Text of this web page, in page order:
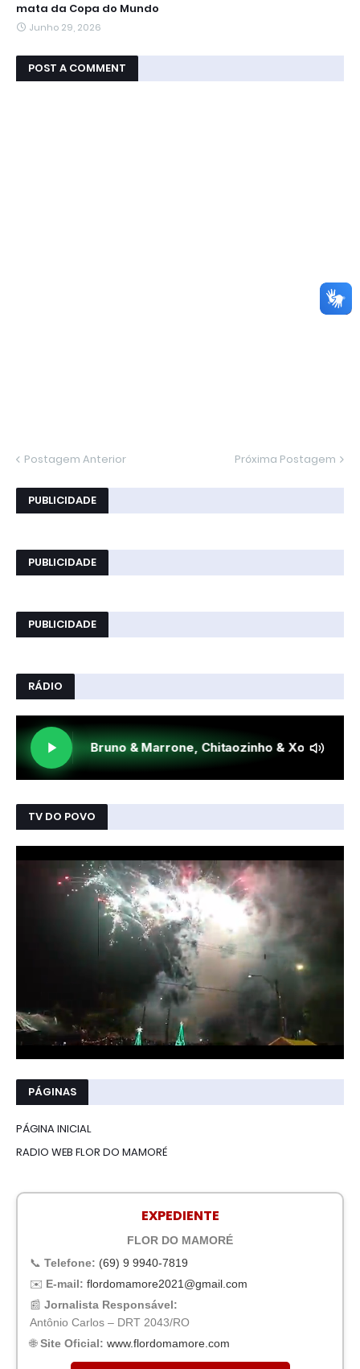
mata da Copa do Mundo
Junho 29, 2026
POST A COMMENT
Postagem Anterior Próxima Postagem
PUBLICIDADE
PUBLICIDADE
PUBLICIDADE
RÁDIO
TV DO POVO
PÁGINAS
PÁGINA INICIAL
RADIO WEB FLOR DO MAMORÉ
EXPEDIENTE
FLOR DO MAMORÉ
📞 Telefone: (69) 9 9940-7819
✉️ E-mail: flordomamore2021@gmail.com
📰 Jornalista Responsável:
Antônio Carlos – DRT 2043/RO
🌐Site Oficial: www.flordomamore.com